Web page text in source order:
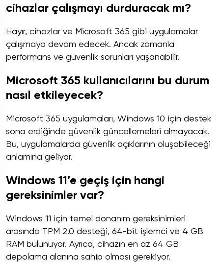
cihazlar çalışmayı durduracak mı?
Hayır, cihazlar ve Microsoft 365 gibi uygulamalar
çalışmaya devam edecek. Ancak zamanla
performans ve güvenlik sorunları yaşanabilir.
Microsoft 365 kullanıcılarını bu durum
nasıl etkileyecek?
Microsoft 365 uygulamaları, Windows 10 için destek
sona erdiğinde güvenlik güncellemeleri almayacak.
Bu, uygulamalarda güvenlik açıklarının oluşabileceği
anlamına geliyor.
Windows 11’e geçiş için hangi
gereksinimler var?
Windows 11 için temel donanım gereksinimleri
arasında TPM 2.0 desteği, 64-bit işlemci ve 4 GB
RAM bulunuyor. Ayrıca, cihazın en az 64 GB
depolama alanına sahip olması gerekiyor.